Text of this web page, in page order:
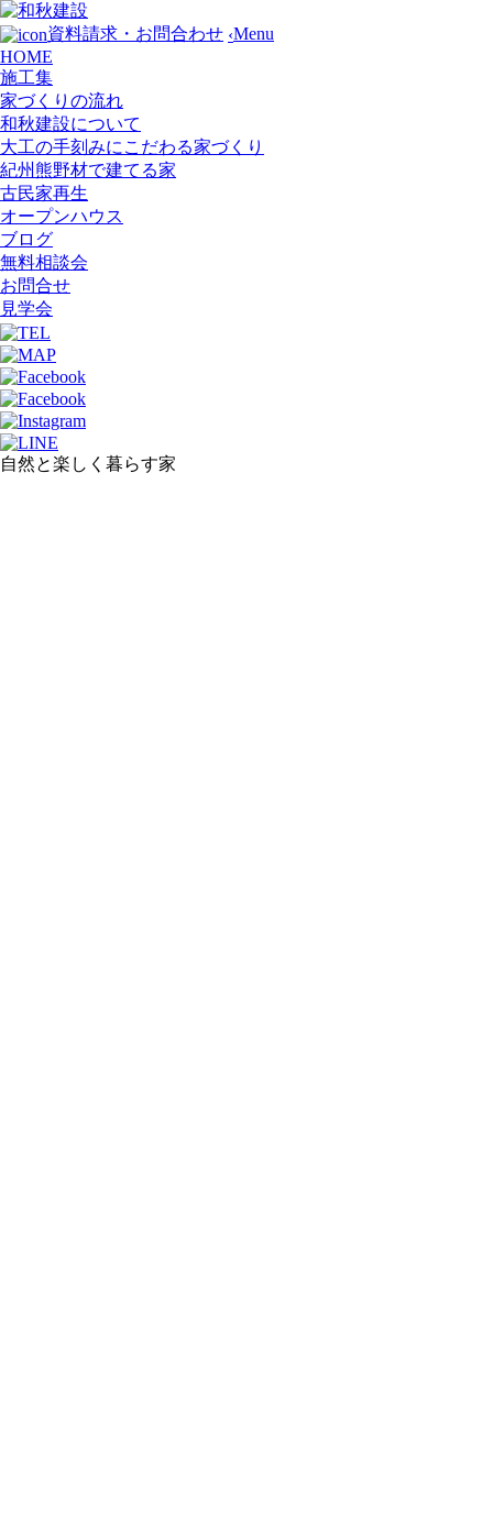
資料請求・お問合わせ ‹Menu
HOME
施工集
家づくりの流れ
和秋建設について
大工の手刻みにこだわる家づくり
紀州熊野材で建てる家
古民家再生
オープンハウス
ブログ
無料相談会
お問合せ
見学会
自然と楽しく暮らす家